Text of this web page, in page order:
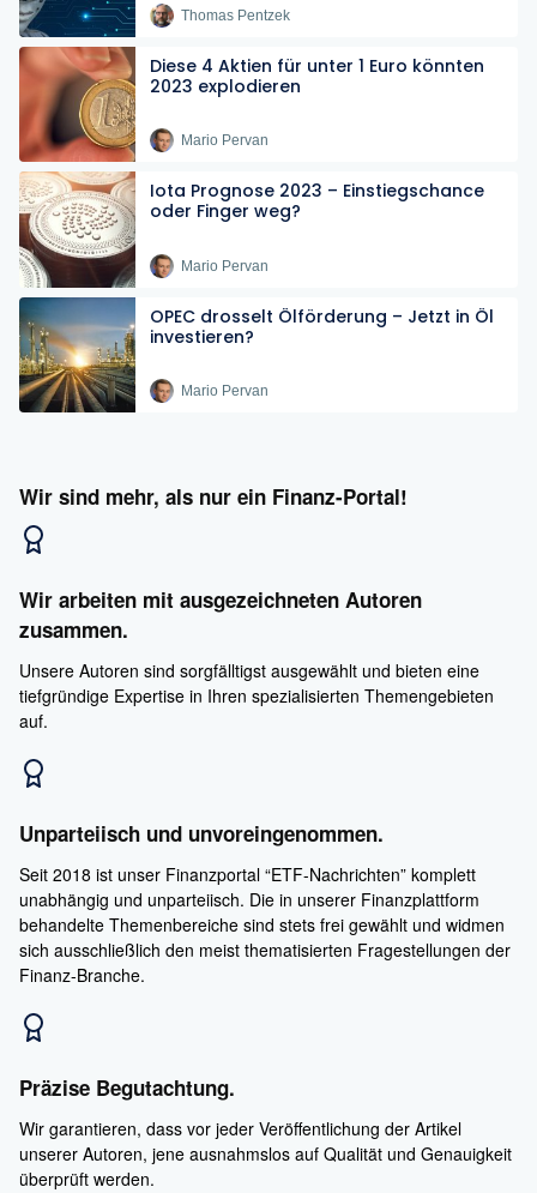
Thomas Pentzek
Diese 4 Aktien für unter 1 Euro könnten
2023 explodieren
Mario Pervan
Iota Prognose 2023 – Einstiegschance
oder Finger weg?
Mario Pervan
OPEC drosselt Ölförderung – Jetzt in Öl
investieren?
Mario Pervan
Wir sind mehr, als nur ein Finanz-Portal!
Wir arbeiten mit ausgezeichneten Autoren
zusammen.
Unsere Autoren sind sorgfälltigst ausgewählt und bieten eine
tiefgründige Expertise in Ihren spezialisierten Themengebieten
auf.
Unparteiisch und unvoreingenommen.
Seit 2018 ist unser Finanzportal “ETF-Nachrichten” komplett
unabhängig und unparteiisch. Die in unserer Finanzplattform
behandelte Themenbereiche sind stets frei gewählt und widmen
sich ausschließlich den meist thematisierten Fragestellungen der
Finanz-Branche.
Präzise Begutachtung.
Wir garantieren, dass vor jeder Veröffentlichung der Artikel
unserer Autoren, jene ausnahmslos auf Qualität und Genauigkeit
überprüft werden.